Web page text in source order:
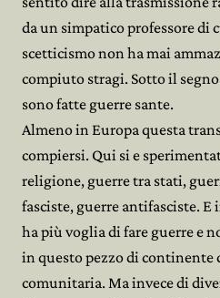
da un simpatico professore di
scetticismo non ha mai
compiuto stragi. Sotto il
sono fatte guerre sante.
Almeno in Europa questa
compiersi. Qui si e
religione, guerre tra stati,
fasciste, guerre antifasciste.
ha più voglia di fare guerre e
in questo pezzo di continente
comunitaria. Ma invece di